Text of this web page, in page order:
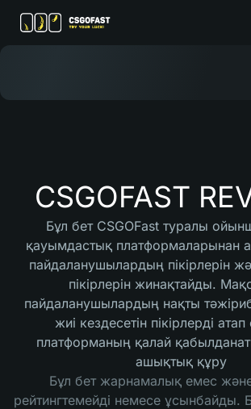
CSGOFAST
Бұл бет CSGOFast туралы
қауымдастық платформаларынан
пайдаланушылардың пікірлерін
пікірлерін жинақтайды.
пайдаланушылардың нақты
жиі кездесетін пікірлерді
платформаның қалай
ашықтық құру
Бұл бет жарнамалық емес
рейтингтемейді немесе ұсынбайды.